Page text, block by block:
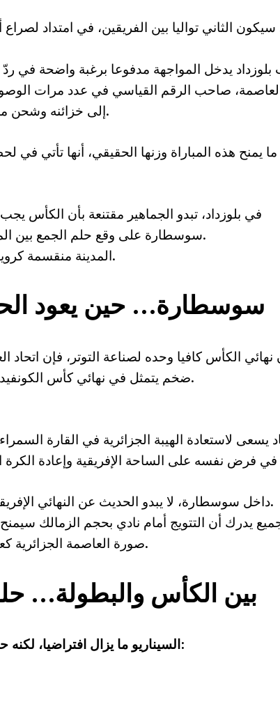
سيكون الثاني تواليا بين الفريقين، في امتداد
يدخل المواجهة مدفوعا برغبة واضحة في
العاصمة، صاحب الرقم القياسي في عدد مرات
إلى خزائنه وشحن معنوياته قبل الموعد الإفريقي المنتظر.
يمنح هذه المباراة وزنها الحقيقي، أنها تأتي في
في بلوزداد، تبدو الجماهير مقتنعة بأن الكأس
سوسطارة على وقع حلم الجمع بين المجد المحلي والقاري في موسم واحد.
المدينة منقسمة كرويا، لكنها موحّدة في الحماس والترقب.
سوسطارة… حين يعود
نهائي الكأس كافيا وحده لصناعة التوتر، فإن
ضخم يتمثل في نهائي كأس الكونفيدرالية الإفريقية أمام الزمالك المصري.
يسعى لاستعادة الهيبة الجزائرية في القارة
داخل سوسطارة، لا يبدو الحديث عن النهائي الإفريقي أقل حرارة من الحديث عن الكأس.
يدرك أن التتويج أمام نادي بحجم الزمالك
صورة العاصمة الجزائرية كعاصمة للنجاحات الكروية هذا الموسم.
بين الكأس والبطولة…
السيناريو ما يزال افتراضيا، لكنه حاضر بقوة في خيال الشارع العاصمي: